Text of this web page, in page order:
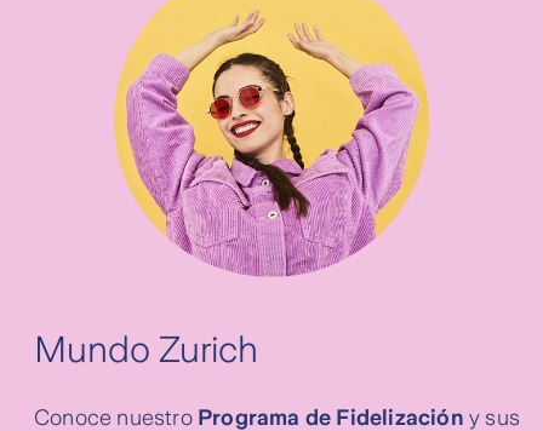
Mundo Zurich
Conoce nuestro Programa de Fidelización y sus